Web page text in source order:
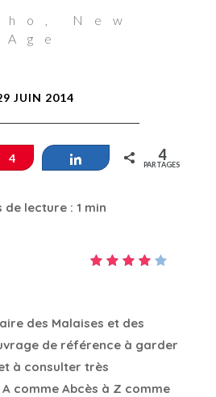
New
Age
JUIN 2014
Épinglez
4 Partagez 4
PARTAGES
de lecture : 1 min
des Malaises et des
de référence à garder
à consulter très
comme Abcès à Z comme